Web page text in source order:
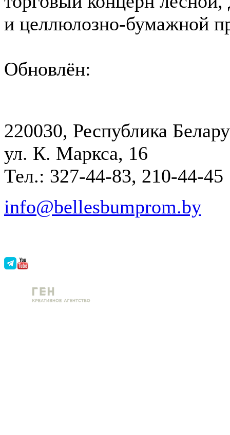
и целлюлозно-бумажной
Обновлён:
220030, Республика
ул. К. Маркса, 16
Тел.: 327-44-83, 210-44-45
info@bellesbumprom.by